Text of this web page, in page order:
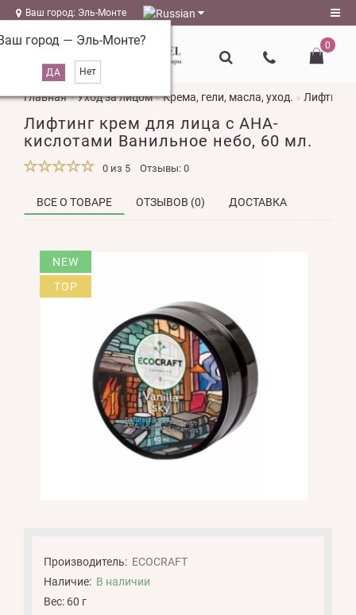
Ваш город: Эль-Монте
город — Эль-Монте?
Регистрация
Авторизация
magazin@l-
naturel.ru
закладки
0
Главная Уход за лицом Крема, гели, масла, уход. Лифтинг
Лифтинг крем для лица с АНА-
кислотами Ванильное небо, 60 мл.
0 из 5 Отзывы: 0
ВСЕ О ТОВАРЕ ОТЗЫВОВ (0) ДОСТАВКА
NEW
TOP
Производитель: ECOCRAFT
Наличие: В наличии
Вес: 60 г